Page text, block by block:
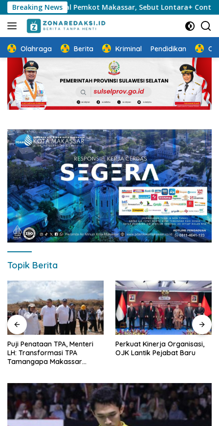
Langsung
ke
konten
Breaking News
Digital Pemkot Makassar, Sebut Lontara+ Contoh
Olahraga Berita Kriminal Pendidikan
Topik Berita
Puji Penataan TPA, Menteri
LH: Transformasi TPA
Tamangapa Makassar
Perkuat Kinerja Organisasi,
OJK Lantik Pejabat Baru